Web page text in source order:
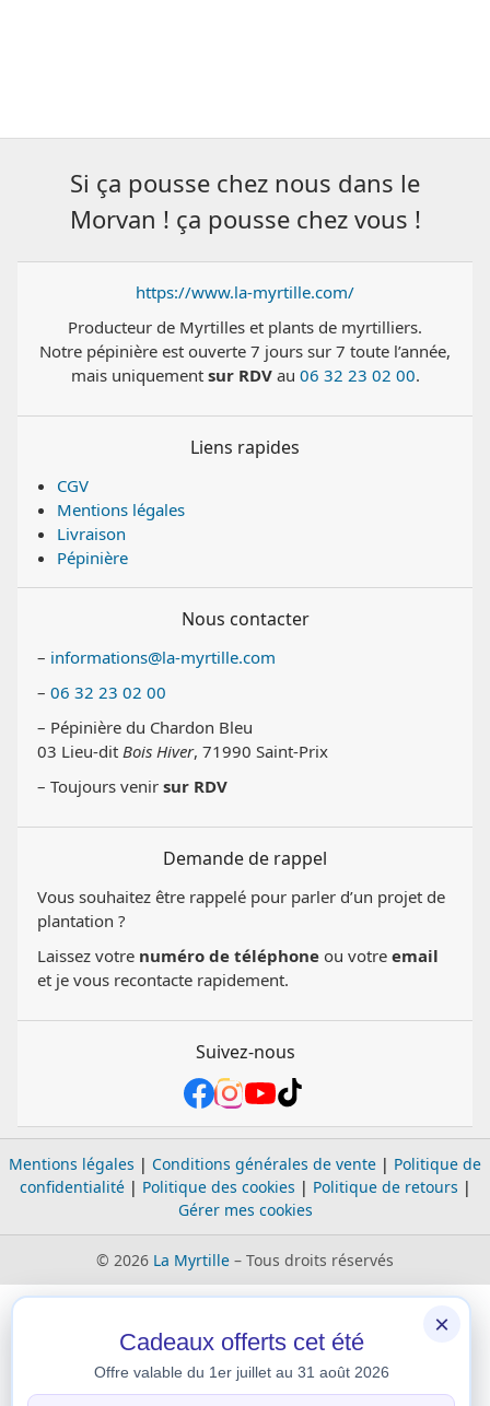
Si ça pousse chez nous dans le
Morvan ! ça pousse chez vous !
https://www.la-myrtille.com/
Producteur de Myrtilles et plants de myrtilliers.
Notre pépinière est ouverte 7 jours sur 7 toute l’année,
mais uniquement sur RDVau 06 32 23 02 00.
Liens rapides
CGV
Mentions légales
Livraison
Pépinière
Nous contacter
– informations@la-myrtille.com
– 06 32 23 02 00
– Pépinière du Chardon Bleu
03 Lieu-dit Bois Hiver, 71990 Saint-Prix
– Toujours venir sur RDV
Demande de rappel
Vous souhaitez être rappelé pour parler d’un projet de
plantation ?
Laissez votre numéro de téléphone ou votre email
et je vous recontacte rapidement.
Suivez-nous
Mentions légales | Conditions générales de vente | Politique de
confidentialité| Politique des cookies | Politique de retours |
Gérer mes cookies
© 2026 La Myrtille – Tous droits réservés
×
Cadeaux offerts cet été
Offre valable du 1er juillet au 31 août 2026